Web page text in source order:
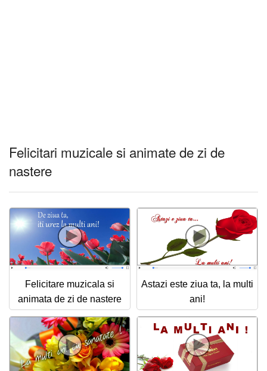
Felicitari muzicale si animate de zi de
nastere
Felicitare muzicala si
animata de zi de nastere
Astazi este ziua ta, la multi
ani!